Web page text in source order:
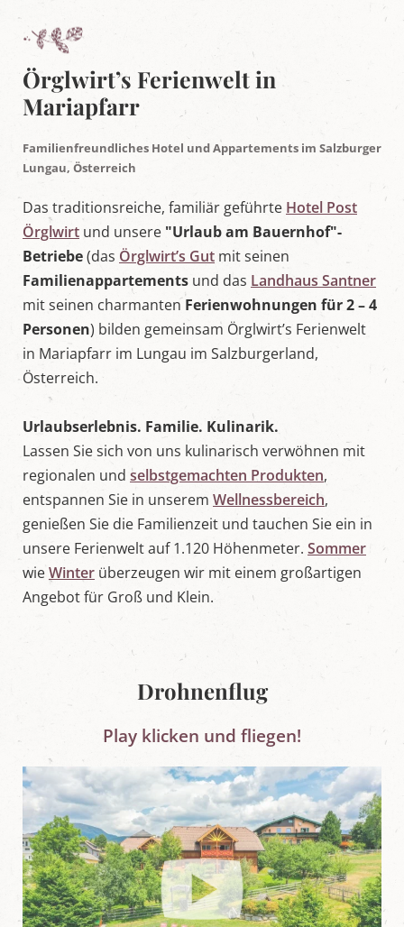
l
n
M
a
r
a
p
r
r
S
a
l
z
b
u
r
L
u
n
a
u
Örglwirt’s Ferienwelt in
Mariapfarr
Familienfreundliches Hotel und Appartements im Salzburger
Lungau, Österreich
Das traditionsreiche, familiär geführte Hotel Post
Örglwirt und unsere "Urlaub am Bauernhof"-
Betriebe(das Örglwirt’s Gut mit seinen
Familienappartements und das Landhaus Santner
mit seinen charmantenFerienwohnungen für 2 – 4
Personen) bilden gemeinsam Örglwirt’s Ferienwelt
in Mariapfarr im Lungau im Salzburgerland,
Österreich.
Urlaubserlebnis. Familie. Kulinarik.
Lassen Sie sich von uns kulinarisch verwöhnen mit
regionalen und selbstgemachten Produkten,
entspannen Sie in unserem Wellnessbereich,
genießen Sie die Familienzeit und tauchen Sie ein in
unsere Ferienwelt auf 1.120 Höhenmeter. Sommer
wieWinter überzeugen wir mit einem großartigen
Angebot für Groß und Klein.
Drohnenflug
Play klicken und fliegen!